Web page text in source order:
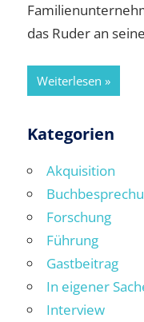
das Ruder an
Weiterlesen
Kategorien
Akquisition
Forschung
Führung
Gastbeitrag
In eigener
Interview